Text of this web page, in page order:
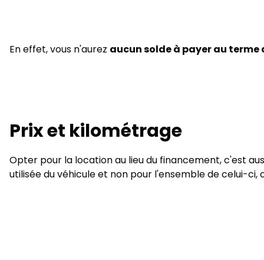
En effet, vous n'aurez aucun solde à payer au terme
Prix et kilométrage
Opter pour la location au lieu du financement, c'est
utilisée du véhicule et non pour l'ensemble de celui-